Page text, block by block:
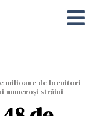
milioane de locuitori
numeroși străini